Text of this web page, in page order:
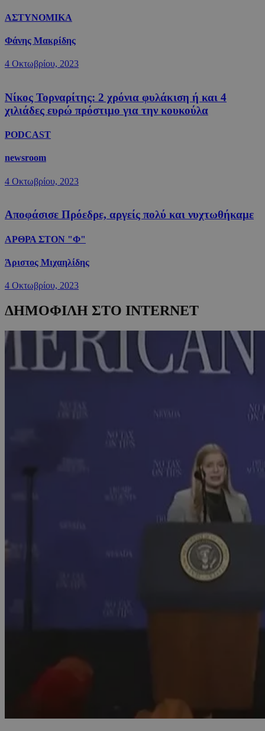
ΑΣΤΥΝΟΜΙΚΑ
Φάνης Μακρίδης
4 Οκτωβρίου, 2023
Νίκος Τορναρίτης: 2 χρόνια φυλάκιση ή και 4
χιλιάδες ευρώ πρόστιμο για την κουκούλα
PODCAST
newsroom
4 Οκτωβρίου, 2023
Αποφάσισε Πρόεδρε, αργείς πολύ και νυχτωθήκαμε
ΑΡΘΡΑ ΣΤΟΝ "Φ"
Άριστος Μιχαηλίδης
4 Οκτωβρίου, 2023
ΔΗΜΟΦΙΛΗ ΣΤΟ INTERNET